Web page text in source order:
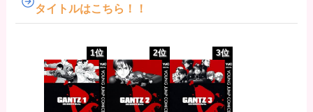
タイトルはこちら！！
1位 2位 3位